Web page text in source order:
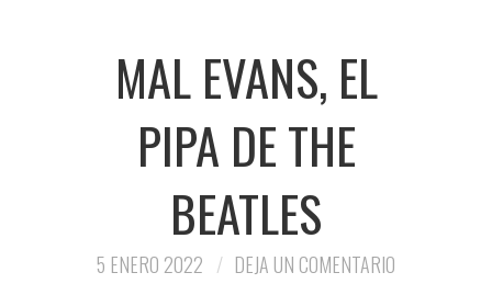
MAL EVANS, EL
PIPA DE THE
BEATLES
5 ENERO 2022 DEJA UN COMENTARIO